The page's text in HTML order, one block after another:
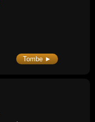
Tombe ►